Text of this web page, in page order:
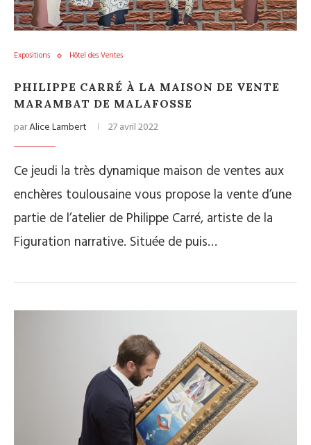
Expositions Hôtel des Ventes
PHILIPPE CARRÉ À LA MAISON DE VENTE
MARAMBAT DE MALAFOSSE
parAlice Lambert 27 avril 2022
Ce jeudi la très dynamique maison de ventes aux
enchères toulousaine vous propose la vente d’une
partie de l’atelier de Philippe Carré, artiste de la
Figuration narrative. Située de puis…